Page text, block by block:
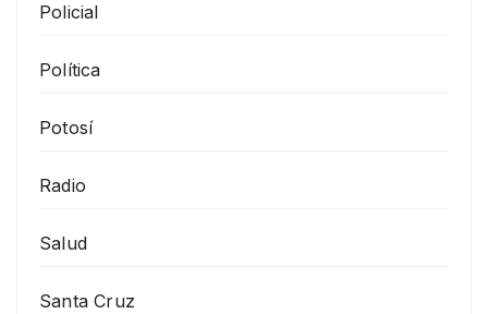
Policial
Política
Potosí
Radio
Salud
Santa Cruz